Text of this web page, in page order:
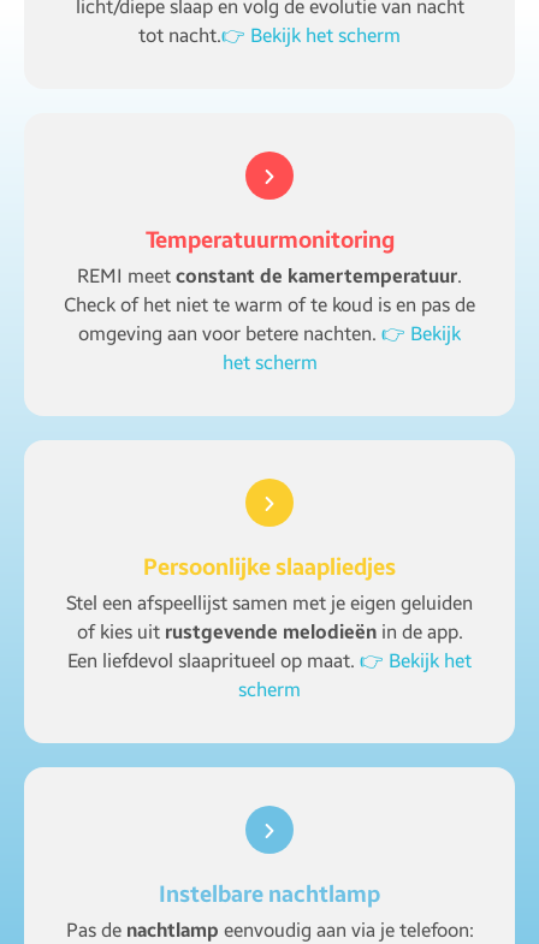
licht/diepe slaap en volg de evolutie van nacht
tot nacht.👉 Bekijk het scherm
Temperatuurmonitoring
REMI meet constant de kamertemperatuur.
Check of het niet te warm of te koud is en pas de
omgeving aan voor betere nachten. 👉 Bekijk
het scherm
Persoonlijke slaapliedjes
Stel een afspeellijst samen met je eigen geluiden
of kies uit rustgevende melodieënin de app.
Een liefdevol slaapritueel op maat. 👉 Bekijk het
scherm
Instelbare nachtlamp
Pas de nachtlamp eenvoudig aan via je telefoon: